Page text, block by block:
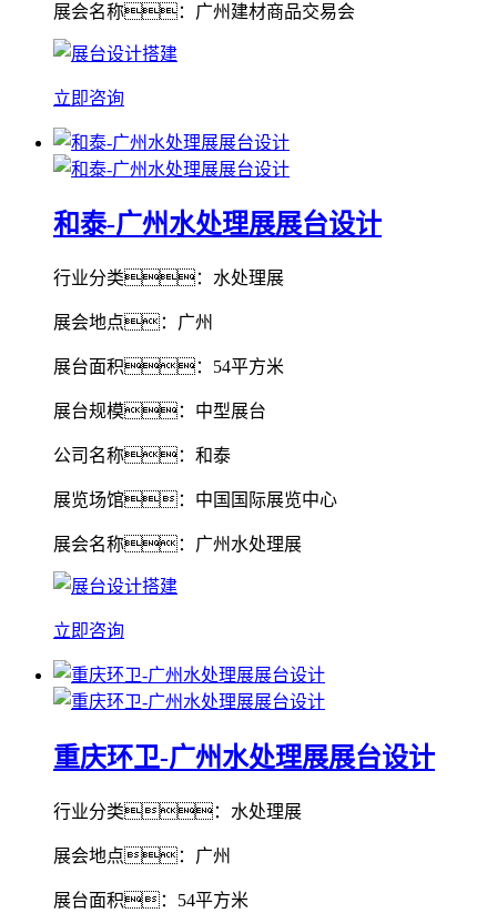
展会名称：广州建材商品交易会
立即咨询
和泰-广州水处理展展台设计
行业分类：水处理展
展会地点：广州
展台面积：54平方米
展台规模：中型展台
公司名称：和泰
展览场馆：中国国际展览中心
展会名称：广州水处理展
立即咨询
重庆环卫-广州水处理展展台设计
行业分类：水处理展
展会地点：广州
展台面积：54平方米